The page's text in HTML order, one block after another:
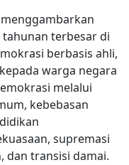
terbesar di
berbasis ahli,
warga negara
melalui
kebebasan
supremasi
dan transisi damai.